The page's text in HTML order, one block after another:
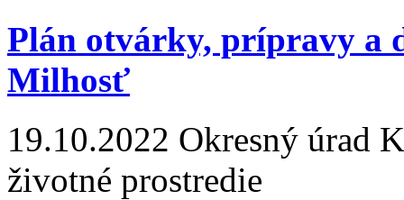
Plán otvárky, prípravy a
Milhosť
19.10.2022 Okresný úrad
životné prostredie